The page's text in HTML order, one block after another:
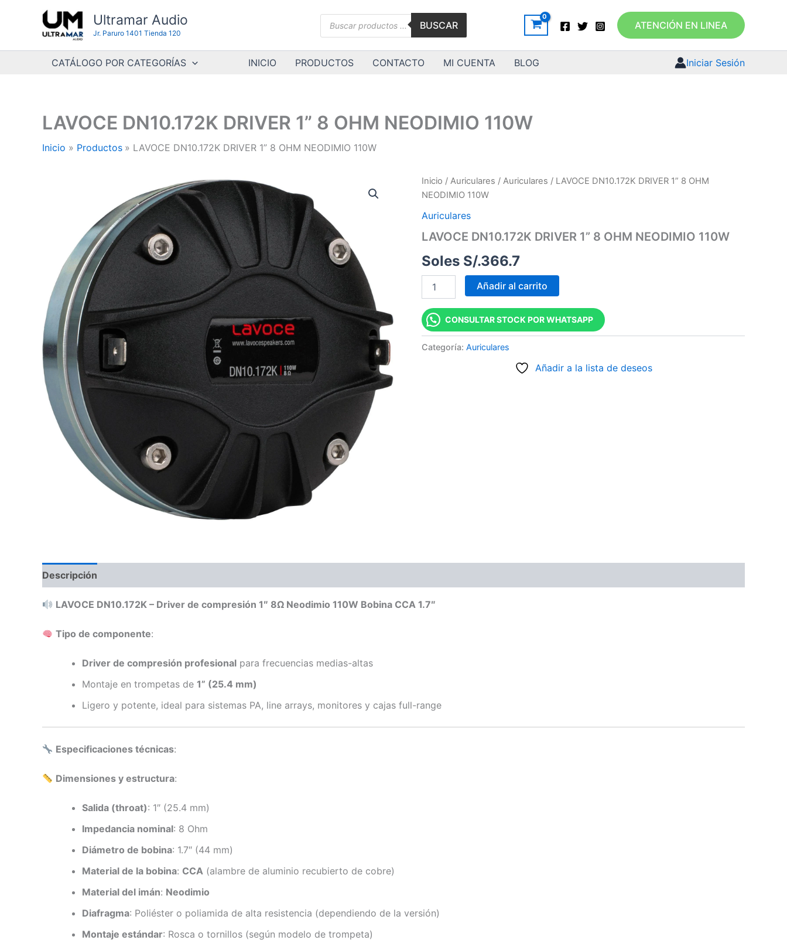
contenido
Ultramar Audio
Jr. Paruro 1401 Tienda 120
Búsqueda
BUSCAR ATENCIÓN EN LINEA
CATÁLOGO POR CATEGORÍAS INICIO PRODUCTOS CONTACTO MI CUENTA BLOG Iniciar Sesión
LAVOCE DN10.172K DRIVER 1” 8 OHM NEODIMIO 110W
Inicio Productos LAVOCE DN10.172K DRIVER 1” 8 OHM NEODIMIO 110W
Inicio / Auriculares / Auriculares / LAVOCE DN10.172K DRIVER 1” 8 OHM
NEODIMIO 110W
Auriculares
LAVOCE DN10.172K DRIVER 1” 8 OHM NEODIMIO 110W
Soles S/.366.7
LAVOCE
DN10.172K
1”
OHM
110W
Añadir al carrito
CONSULTAR STOCK POR WHATSAPP
Categoría: Auriculares
Añadir a la lista de deseos
Descripción
LAVOCE DN10.172K – Driver de compresión 1″ 8Ω Neodimio 110W Bobina CCA 1.7″
Tipo de componente:
Driver de compresión profesional para frecuencias medias-altas
Montaje en trompetas de 1” (25.4 mm)
Ligero y potente, ideal para sistemas PA, line arrays, monitores y cajas full-range
Especificaciones técnicas:
Dimensiones y estructura:
Salida (throat): 1″ (25.4 mm)
Impedancia nominal: 8 Ohm
Diámetro de bobina: 1.7″ (44 mm)
Material de la bobina: CCA (alambre de aluminio recubierto de cobre)
Material del imán: Neodimio
Diafragma: Poliéster o poliamida de alta resistencia (dependiendo de la versión)
Montaje estándar: Rosca o tornillos (según modelo de trompeta)